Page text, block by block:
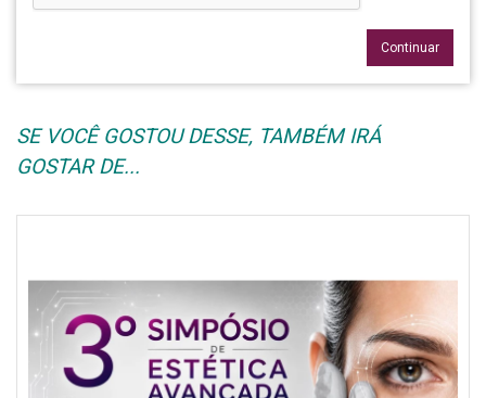
Continuar
SE VOCÊ GOSTOU DESSE, TAMBÉM IRÁ
GOSTAR DE...